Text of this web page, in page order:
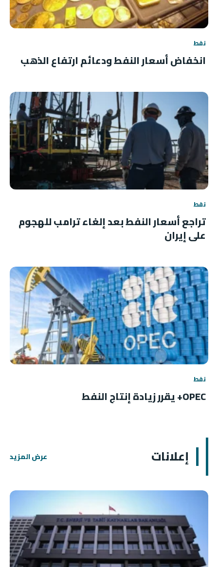
نفط
انخفاض أسعار النفط ودعائم ارتفاع الذهب
نفط
تراجع أسعار النفط بعد إلغاء ترامب للهجوم
على إيران
نفط
OPEC+ يقرر زيادة إنتاج النفط
إعلانات عرض المزيد